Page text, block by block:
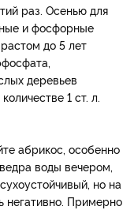
раз. Осенью для
и фосфорные
до 5 лет
деревьев
1 ст. л.
абрикос, особенно
воды вечером,
но на
негативно. Примерно